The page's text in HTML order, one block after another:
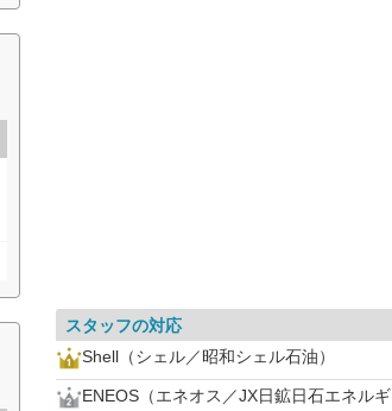
スタッフの対応
Shell（シェル／昭和シェル石油）
ENEOS（エネオス／JX日鉱日石エネルギ